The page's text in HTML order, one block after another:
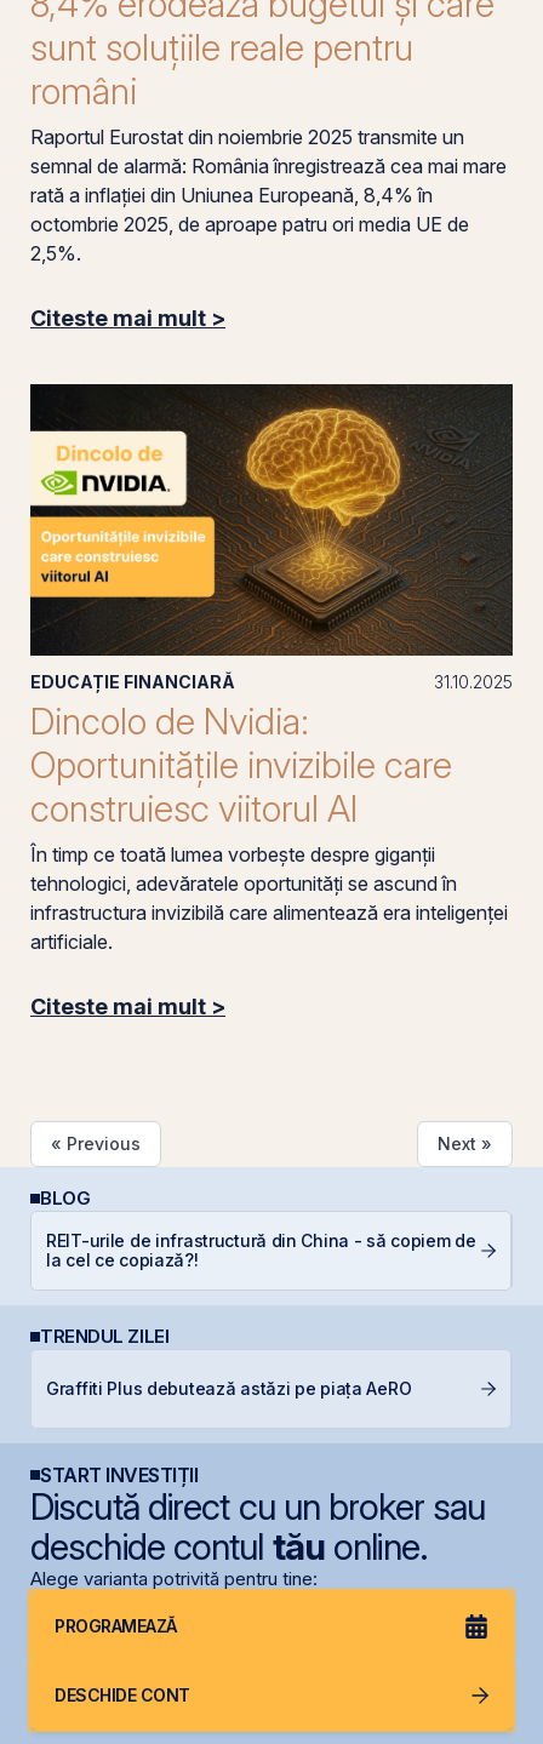
sunt soluțiile reale pentru
români
Raportul Eurostat din noiembrie 2025 transmite un
semnal de alarmă: România înregistrează cea mai mare
rată a inflației din Uniunea Europeană, 8,4% în
octombrie 2025, de aproape patru ori media UE de
2,5%.
Citeste mai mult >
EDUCAȚIE FINANCIARĂ 31.10.2025
Dincolo de Nvidia:
Oportunitățile invizibile care
construiesc viitorul AI
În timp ce toată lumea vorbește despre giganții
tehnologici, adevăratele oportunități se ascund în
infrastructura invizibilă care alimentează era inteligenței
artificiale.
Citeste mai mult >
« Previous Next »
BLOG
REIT-urile de infrastructură din China - să copiem de
la cel ce copiază?!
TRENDUL ZILEI
Graffiti Plus debutează astăzi pe piața AeRO
START INVESTIȚII
Discută direct cu un broker sau
deschide contul tăuonline.
Alege varianta potrivită pentru tine:
PROGRAMEAZĂ
DESCHIDE CONT